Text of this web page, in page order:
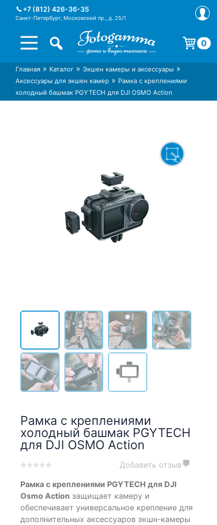
+7 (812) 426-36-35
Санкт-Петербург, Московский пр., д. 25/1
Интернет-магазин фототехники
Foto-Gamma в СПб
Магазин фотоаксессуаров foto-
gamma.ru
0
Корзина пуста.
Главная » Каталог » Экшен камеры и аксессуары »
Аксессуары для экшен камер » Рамка с креплениями
холодный башмак PGYTECH для DJI OSMO Action
Рамка с креплениями
холодный башмак PGYTECH
для DJI OSMO Action
out
of
on
customer
Добавить отзыв
Рамка с креплениями PGYTECH для DJI
Osmo Action защищает камеру и
обеспечивает универсальное крепление для
дополнительных аксессуаров экшн-камеры